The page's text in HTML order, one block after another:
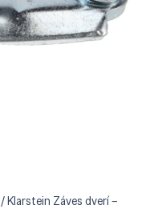
/ Klarstein Záves dverí –